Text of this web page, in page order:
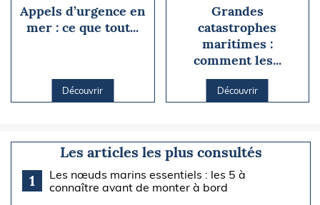
Appels d’urgence en
mer : ce que tout...
Découvrir
Grandes
catastrophes
maritimes :
comment les...
Découvrir
Les articles les plus consultés
1
Les nœuds marins essentiels : les 5 à
connaître avant de monter à bord